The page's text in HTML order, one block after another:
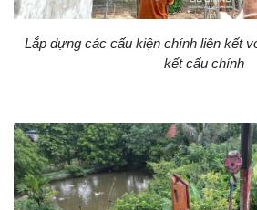
Lắp dựng các cấu kiện chính liên kết
kết cấu chính